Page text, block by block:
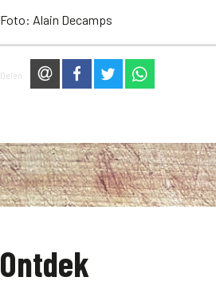
Foto: Alain Decamps
Delen via e-mailop Facebook
op Twittervia WhatsApp
Ontdek